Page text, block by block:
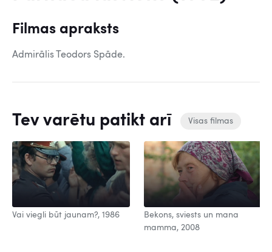
Filmas apraksts
Admirālis Teodors Spāde.
Tev varētu patikt arī Visas filmas
Vai viegli būt jaunam?, 1986
Bekons, sviests un mana
mamma, 2008